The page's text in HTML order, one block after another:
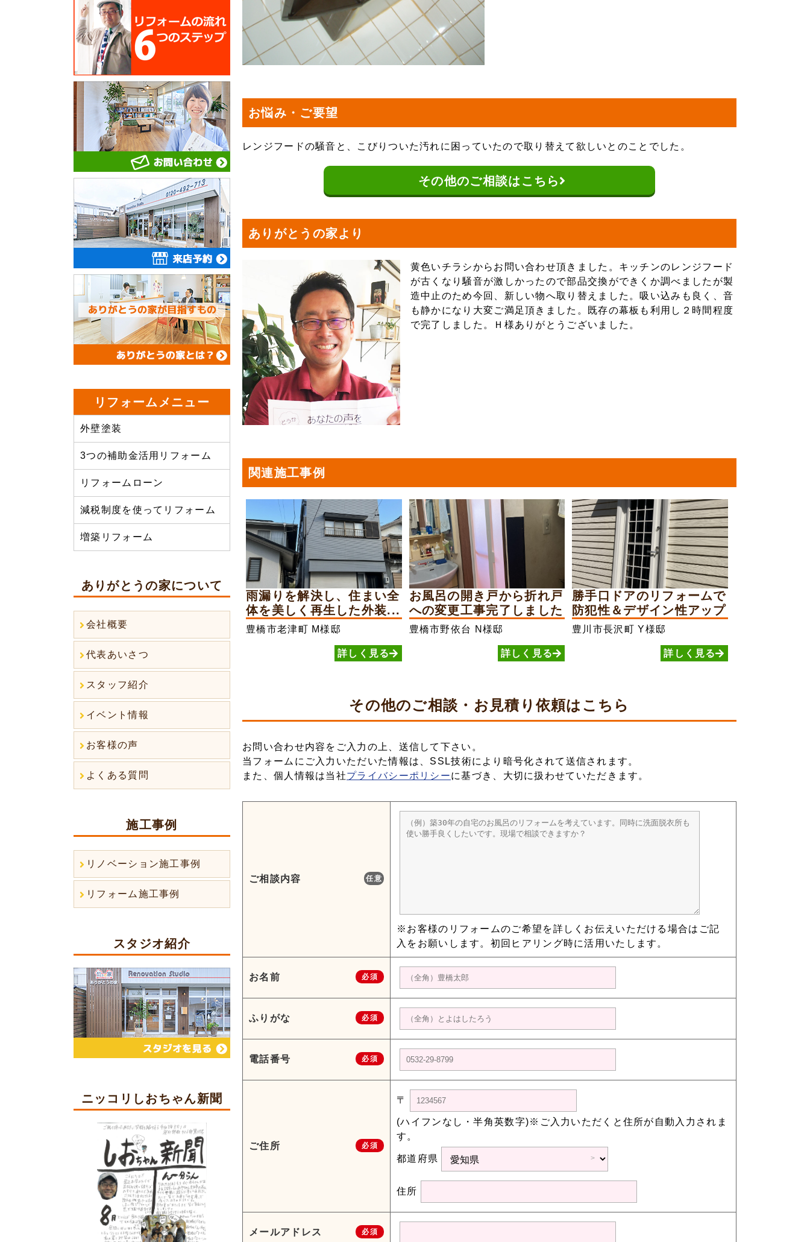
お悩み・ご要望
レンジフードの騒音と、こびりついた汚れに困っていたので取り替えて欲しいとのことでした。
その他のご相談はこちら
ありがとうの家より
黄色いチラシからお問い合わせ頂きました。キッチンのレンジフード
が古くなり騒音が激しかったので部品交換ができくか調べましたが製
造中止のため今回、新しい物へ取り替えました。吸い込みも良く、音
も静かになり大変ご満足頂きました。既存の幕板も利用し２時間程度
で完了しました。Ｈ様ありがとうございました。
関連施工事例
雨漏りを解決し、住まい全
体を美しく再生した外装...
豊橋市老津町 M様邸
詳しく見る
お風呂の開き戸から折れ戸
への変更工事完了しました
豊橋市野依台 N様邸
詳しく見る
勝手口ドアのリフォームで
防犯性＆デザイン性アップ
豊川市長沢町Y様邸
詳しく見る
その他のご相談・お見積り依頼は こちら
お問い合わせ内容をご入力の上、送信して下さい。
当フォームにご入力いただいた情報は、SSL技術により暗号化されて送信されます。
また、個人情報は当社プライバシーポリシーに基づき、大切に扱わせていただきます。
ご相談内容 任意
※お客様のリフォームのご希望を詳しくお伝えいただける場合はご記
入をお願いします。初回ヒアリング時に活用いたします。
お名前 必須
ふりがな 必須
電話番号 必須
ご住所 必須
〒
(ハイフンなし・半角英数字)※ご入力いただくと住所が自動入力されま
す。
都道府県
住所
メールアドレス 必須
リフォームメニュー
外壁塗装
3つの補助金活用リフォーム
リフォームローン
減税制度を使ってリフォーム
増築リフォーム
ありがとうの家について
会社概要
代表あいさつ
スタッフ紹介
イベント情報
お客様の声
よくある質問
施工事例
リノベーション施工事例
リフォーム施工事例
スタジオ紹介
ニッコリしおちゃん新聞